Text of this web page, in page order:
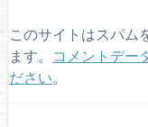
このサイトはスパム
ます。
コメントデー
ださい。